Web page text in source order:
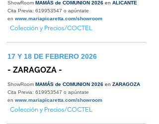
ShowRoom MAMÁS de COMUNION 2026 en ALICANTE
Cita Previa: 619953547 o apúntate
en www.mariapicaretta.com/showroom
Colección y Precios/COCTEL
17 Y 18 DE FEBRERO 2026
- ZARAGOZA -
ShowRoom MAMÁS de COMUNION 2026 en ZARAGOZA
Cita Previa: 619953547 o apúntate
en www.mariapicaretta.com/showroom
Colección y Precios/COCTEL